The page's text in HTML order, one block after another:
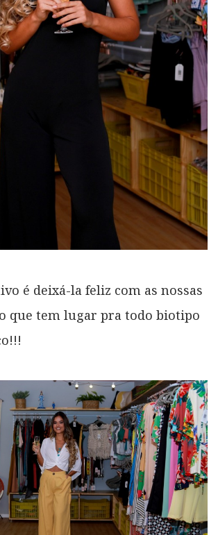
é deixá-la feliz com as nossas
que tem lugar pra todo biotipo